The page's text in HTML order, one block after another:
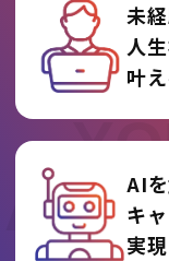
AT
未
人
叶
AI
キ
実現